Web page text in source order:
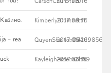
KimberlyBrummitt1
2017.06.16
9
- realybėsQuyenShelton09209856
2017.06.16
14
KayleighArsenault59
2017.06.16
21